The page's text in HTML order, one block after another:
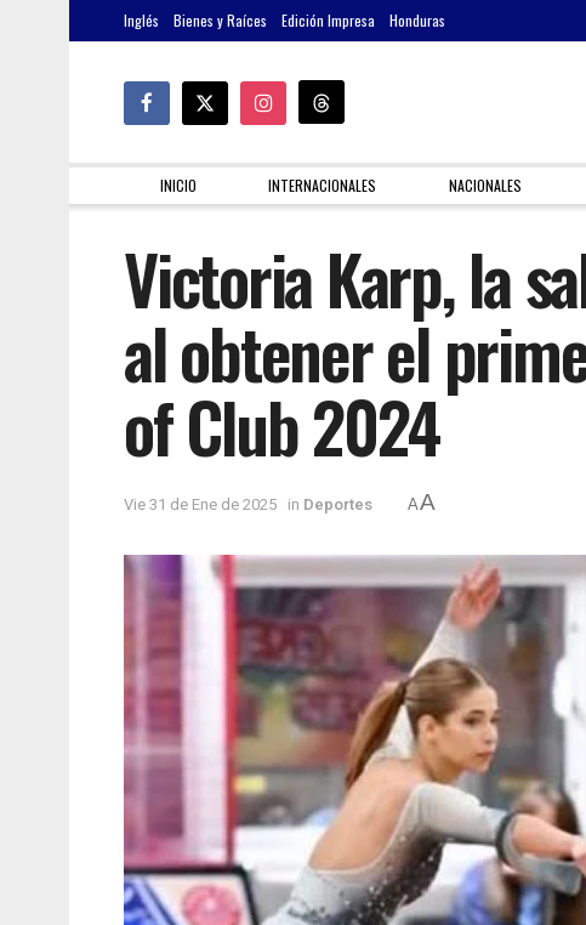
Inglés Bienes y Raíces Edición Impresa Honduras
INICIO INTERNACIONALES NACIONALES
Victoria Karp, la
al obtener el
of Club 2024
Vie 31 de Ene de 2025 in Deportes AA